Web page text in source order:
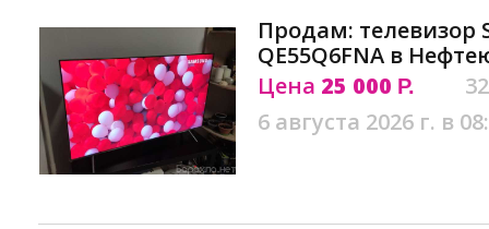
Продам: телевизор
QE55Q6FNA в
Цена 25 000 Р.
6 августа 2026 г. в